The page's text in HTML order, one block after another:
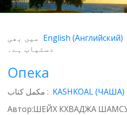
English (Английский)
میں بھی
دستیاب ہے۔
Опека
مکمل کتاب : KASHKOAL (ЧАША)
Автор:ШЕЙХ КХВАДЖА